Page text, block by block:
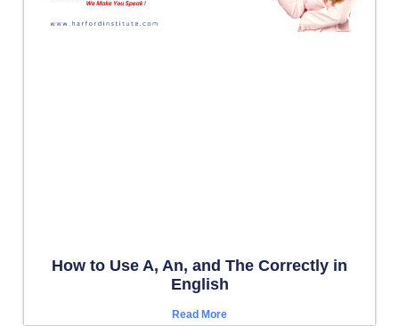
How to Use A, An, and The Correctly in
English
Read More